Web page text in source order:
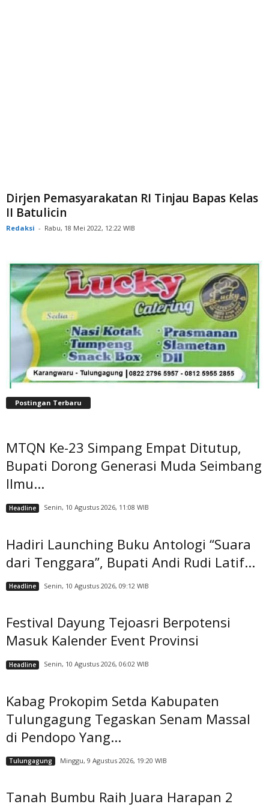
Dirjen Pemasyarakatan RI Tinjau Bapas Kelas
II Batulicin
Redaksi - Rabu, 18 Mei 2022, 12:22 WIB
Postingan Terbaru
MTQN Ke-23 Simpang Empat Ditutup,
Bupati Dorong Generasi Muda Seimbang
Ilmu...
Headline Senin, 10 Agustus 2026, 11:08 WIB
Hadiri Launching Buku Antologi “Suara
dari Tenggara”, Bupati Andi Rudi Latif...
Headline Senin, 10 Agustus 2026, 09:12 WIB
Festival Dayung Tejoasri Berpotensi
Masuk Kalender Event Provinsi
Headline Senin, 10 Agustus 2026, 06:02 WIB
Kabag Prokopim Setda Kabupaten
Tulungagung Tegaskan Senam Massal
di Pendopo Yang...
Tulungagung Minggu, 9 Agustus 2026, 19:20 WIB
Tanah Bumbu Raih Juara Harapan 2